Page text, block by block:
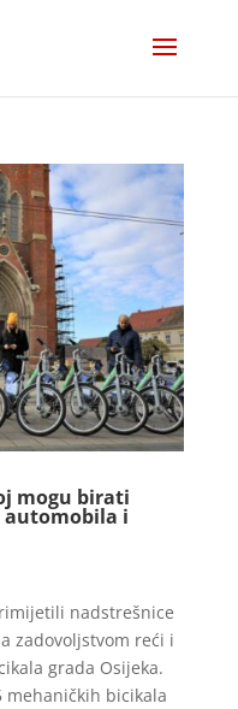
mogu birati
i
nadstrešnice
zadovoljstvom reći i
grada Osijeka.
mehaničkih bicikala